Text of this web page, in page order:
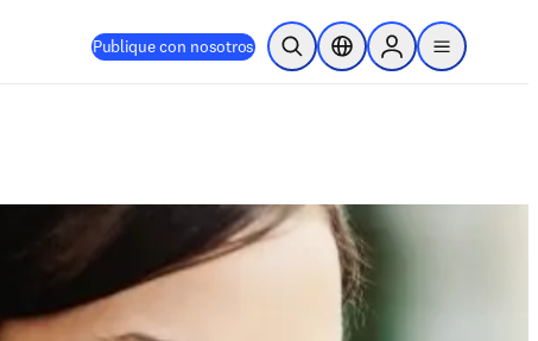
Publique con nosotros Abrir búsquedaSelector de ubicación
Sign in to products
menu